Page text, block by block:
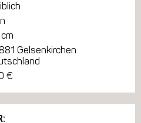
Gelsenkirchen
€